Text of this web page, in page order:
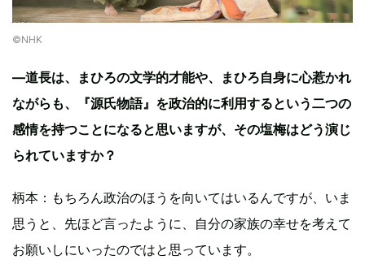
©︎NHK
―道長は、まひろの文学的才能や、まひろ自身に心惹かれ
ながらも、『源氏物語』を政治的に利用するという二つの
感情を持つことになると思いますが、その塩梅はどう演じ
られていますか？
柄本：もちろん政治のほうを向いてはいるんですが、いま
思うと、先ほど言ったように、自分の家族の幸せを考えて
お願いしにいったのではと思っています。